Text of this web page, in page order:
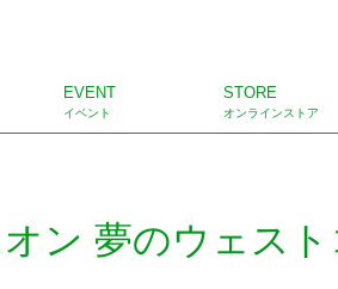
EVENT
イベント
STORE
オンラインストア
ン 夢のウェス